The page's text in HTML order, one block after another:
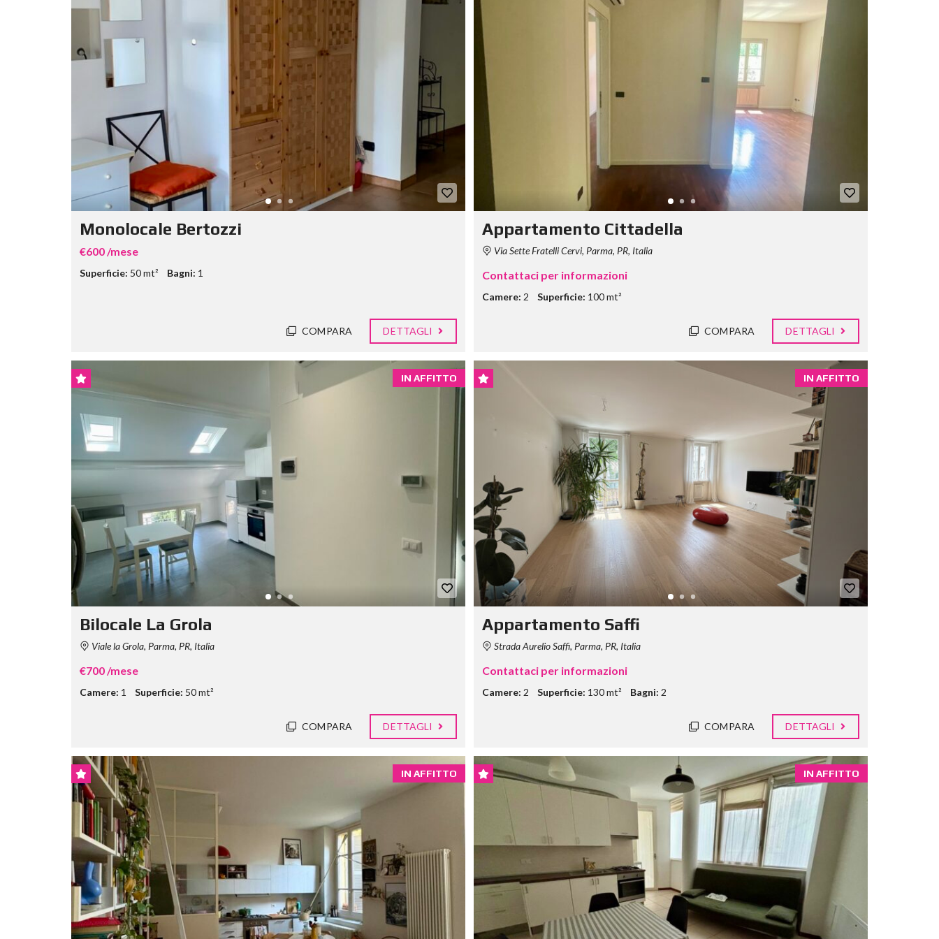
Monolocale Bertozzi
€600 /mese
Superficie: 50 mt² Bagni: 1
COMPARA DETTAGLI
Appartamento Cittadella
Via Sette Fratelli Cervi, Parma, PR, Italia
Contattaci per informazioni
Camere: 2 Superficie: 100 mt²
COMPARA DETTAGLI
IN AFFITTO
Bilocale La Grola
Viale la Grola, Parma, PR, Italia
€700 /mese
Camere: 1 Superficie: 50 mt²
COMPARA DETTAGLI
IN AFFITTO
Appartamento Saffi
Strada Aurelio Saffi, Parma, PR, Italia
Contattaci per informazioni
Camere: 2 Superficie: 130 mt² Bagni: 2
COMPARA DETTAGLI
IN AFFITTO IN AFFITTO